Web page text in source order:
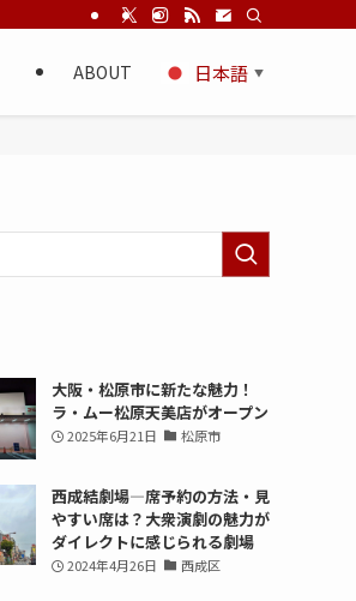
ABOUT 日本語 ▼
大阪・松原市に新たな魅力！
ラ・ムー松原天美店がオープン
2025年6月21日 松原市
西成結劇場—席予約の方法・見
やすい席は？大衆演劇の魅力が
ダイレクトに感じられる劇場
2024年4月26日 西成区